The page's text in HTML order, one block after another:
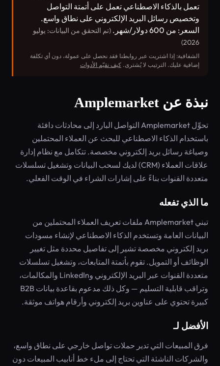
تعمل بالذكاء الاصطناعي تعمل على أتمتة التواصل
وتخصيص رسائل البريد الإلكتروني على نطاق واسع.
السعر: من 600 دولار/شهر.
(تم التحقق من البيانات: يوليو
2026)
الشفافية: إذا اشتريت عبر روابطنا فقد نحصل على عمولة، دون أي تكلفة
إضافية عليك. الترتيب لا يُشترى. كيف نقيّم الأدوات
نبذة عن Amplemarket
تحوِّل Amplemarket التواصل البارد إلى محادثات دافئة
باستخدام الذكاء الاصطناعي للبحث عن العملاء المحتملين
وصياغة رسائل بريد إلكتروني مخصصة. تتكامل مع نظام إدارة
علاقات العملاء (CRM) لديك لسحب البيانات وتشغيل تسلسلات
متعددة القنوات بناءً على إشارات الشراء في الوقت الفعلي.
ما الذي تفعله
تبني Amplemarket ملفات تعريف العملاء المحتملين من
البيانات العامة وتستخدم الذكاء الاصطناعي لإنشاء مسودات
بريد إلكتروني مخصصة تشير إلى تفاصيل محددة مثل تغيير
الوظائف أو التمويل. تقوم بأتمتة المتابعات، وتشغيل تسلسلات
متعددة القنوات عبر البريد الإلكتروني وLinkedIn والمكالمات،
وتراقب قابلية التسليم — وكل ذلك مدعوم بقاعدة بيانات B2B
كبيرة تحتوي على عناوين بريد إلكتروني وأرقام هواتف موثقة.
الأفضل لـ
فرق المبيعات التي تدير حملات تواصل خارجي على نطاق واسع،
والشركات الناشئة التي تحتاج إلى ملء خط أنابيب المبيعات دون